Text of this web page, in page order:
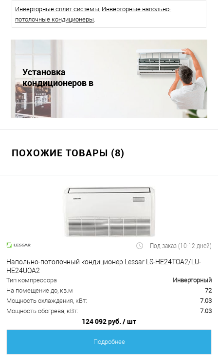
Инверторные сплит системы, Инверторные напольно-
потолочные кондиционеры.
Установка
кондиционеров в
Краснодаре
ПОХОЖИЕ ТОВАРЫ (8)
Под заказ (10-12 дней)
Напольно-потолочный кондиционер Lessar LS-HE24TOA2/LU-
HE24UOA2
Тип компрессора
Инверторный
На помещение до, кв.м
72
Мощность охлаждения, кВт:
7.03
Мощность обогрева, кВт:
7.03
124 092 руб. / шт
Подробнее